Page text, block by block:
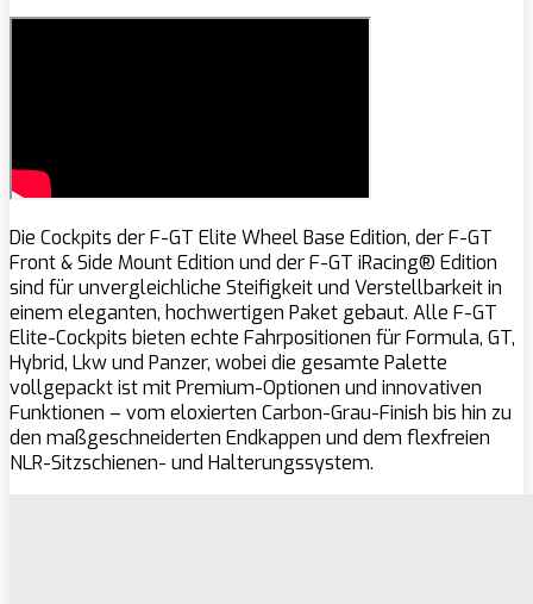
Die Cockpits der F-GT Elite Wheel Base Edition, der F-GT
Front & Side Mount Edition und der F-GT iRacing® Edition
sind für unvergleichliche Steifigkeit und Verstellbarkeit in
einem eleganten, hochwertigen Paket gebaut. Alle F-GT
Elite-Cockpits bieten echte Fahrpositionen für Formula, GT,
Hybrid, Lkw und Panzer, wobei die gesamte Palette
vollgepackt ist mit Premium-Optionen und innovativen
Funktionen – vom eloxierten Carbon-Grau-Finish bis hin zu
den maßgeschneiderten Endkappen und dem flexfreien
NLR-Sitzschienen- und Halterungssystem.